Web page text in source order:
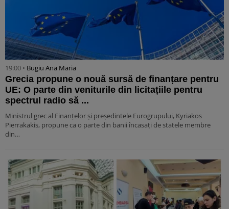
19:00 • Bugiu ⁠Ana Maria
Grecia propune o nouă sursă de finanțare pentru
UE: O parte din veniturile din licitațiile pentru
spectrul radio să ...
Ministrul grec al Finanțelor și președintele Eurogrupului, Kyriakos
Pierrakakis, propune ca o parte din banii încasați de statele membre
din…